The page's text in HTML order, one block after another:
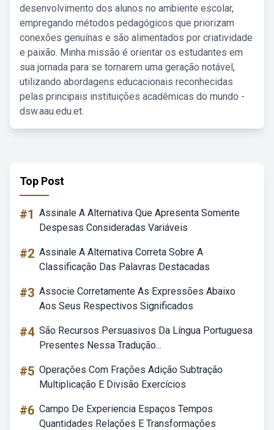
desenvolvimento dos alunos no ambiente escolar,
empregando métodos pedagógicos que priorizam
conexões genuínas e são alimentados por criatividade
e paixão. Minha missão é orientar os estudantes em
sua jornada para se tornarem uma geração notável,
utilizando abordagens educacionais reconhecidas
pelas principais instituições acadêmicas do mundo -
dsw.aau.edu.et.
Top Post
#1 Assinale A Alternativa Que Apresenta Somente
Despesas Consideradas Variáveis
#2 Assinale A Alternativa Correta Sobre A
Classificação Das Palavras Destacadas
#3 Associe Corretamente As Expressões Abaixo
Aos Seus Respectivos Significados
#4 São Recursos Persuasivos Da Língua Portuguesa
Presentes Nessa Tradução...
#5 Operações Com Frações Adição Subtração
Multiplicação E Divisão Exercícios
#6 Campo De Experiencia Espaços Tempos
Quantidades Relações E Transformações